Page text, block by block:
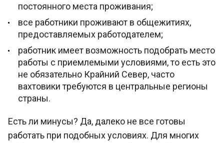
постоянного места проживания;
все работники проживают в общежитиях,
предоставляемых работодателем;
работник имеет возможность подобрать место
работы с приемлемыми условиями, то есть это
не обязательно Крайний Север, часто
вахтовики требуются в центральные регионы
страны.
Есть ли минусы? Да, далеко не все готовы
работать при подобных условиях. Для многих